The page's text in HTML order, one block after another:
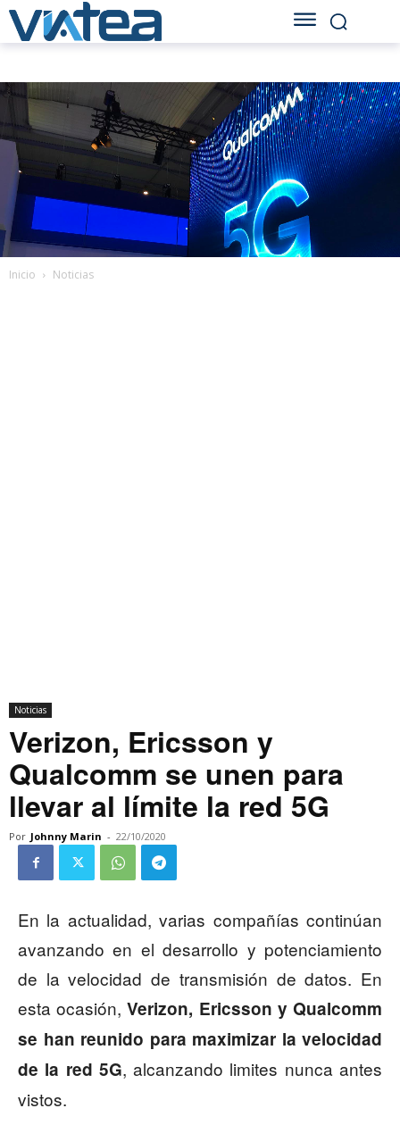
Inicio Noticias
Noticias
Verizon, Ericsson y
Qualcomm se unen para
llevar al límite la red 5G
Por Johnny Marin - 22/10/2020
En la actualidad, varias compañías continúan
avanzando en el desarrollo y potenciamiento
de la velocidad de transmisión de datos. En
esta ocasión,Verizon, Ericsson y Qualcomm
se han reunido para maximizar la velocidad
de la red 5G, alcanzando limites nunca antes
vistos.